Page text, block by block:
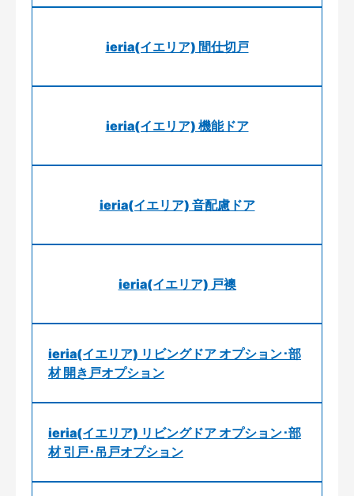
ieria(イエリア) 間仕切戸
ieria(イエリア) 機能ドア
ieria(イエリア) 音配慮ドア
ieria(イエリア) 戸襖
ieria(イエリア) リビングドア オプション･部
材 開き戸オプション
ieria(イエリア) リビングドア オプション･部
材 引戸･吊戸オプション